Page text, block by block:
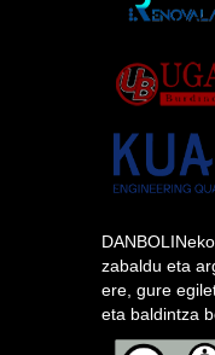
zabaldu eta
ere, gure
eta baldintza